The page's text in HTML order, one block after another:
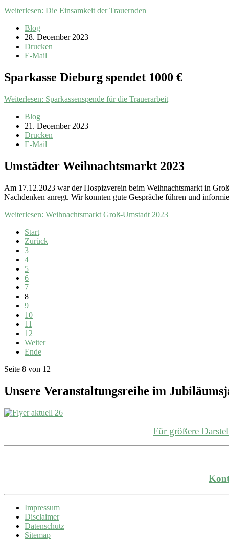
Weiterlesen: Die Einsamkeit der Trauernden
Blog
28. December 2023
Drucken
E-Mail
Sparkasse Dieburg spendet 1000 €
Weiterlesen: Sparkassenspende für die Trauerarbeit
Blog
21. December 2023
Drucken
E-Mail
Umstädter Weihnachtsmarkt 2023
Am 17.12.2023 war der Hospizverein beim Weihnachtsmarkt in
Nachdenken anregt. Wir konnten gute Gespräche führen und
Weiterlesen: Weihnachtsmarkt Groß-Umstadt 2023
Start
Zurück
3
4
5
6
7
8
9
10
11
12
Weiter
Ende
Seite 8 von 12
Unsere Veranstaltungsreihe im
Für größere
Impressum
Disclaimer
Datenschutz
Sitemap